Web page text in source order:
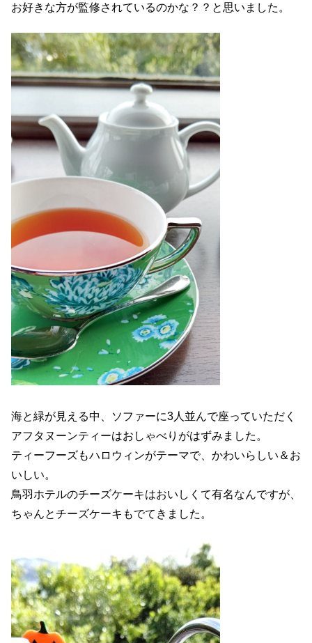
お好きな方が監修されているのかな？？と思いました。
海と緑が見える中、ソファーに3人並んで座っていただく
アフタヌーンティーはおしゃべりがはずみました。
ティーフーズもハロウィンがテーマで、かわいらしい＆お
いしい。
鳥羽ホテルのチーズケーキはおいしくて有名なんですが、
ちゃんとチーズケーキもでてきました。